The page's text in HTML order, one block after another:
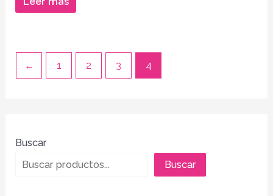
Buscar
Buscar
← 1 2 3 4